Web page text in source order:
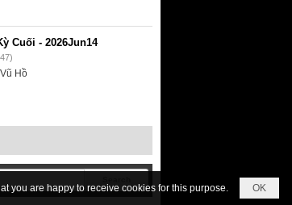
Cuối - 2026Jun14
Hồ
OK
you are happy to receive cookies for this purpose.